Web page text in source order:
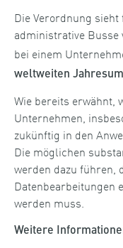
Die Verordnung
administrative Busse
bei einem
weltweiten
Wie bereits erwähnt,
Unternehmen,
zukünftig in den
Die möglichen
werden dazu führen,
Datenbearbeitungen
werden muss.
Weitere